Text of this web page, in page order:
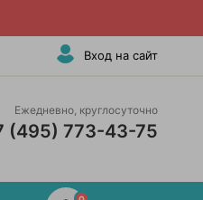
Вход на сайт
Ежедневно, круглосуточно
(495) 773-43-75